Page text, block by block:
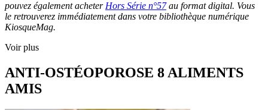
pouvez également acheter Hors Série n°57au format digital. Vous
le retrouverez immédiatement dans votre bibliothèque numérique
KiosqueMag.
Voir plus
ANTI-OSTÉOPOROSE 8 ALIMENTS
AMIS